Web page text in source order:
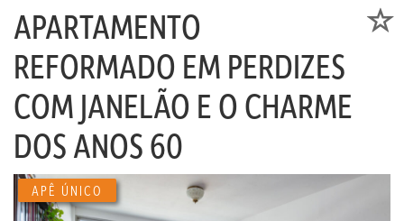
APARTAMENTO
REFORMADO EM PERDIZES
COM JANELÃO E O CHARME
DOS ANOS 60
APÊ ÚNICO